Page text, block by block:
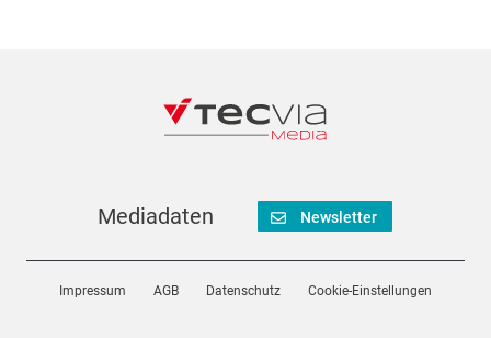
Mediadaten Newsletter
Impressum AGB Datenschutz Cookie-Einstellungen